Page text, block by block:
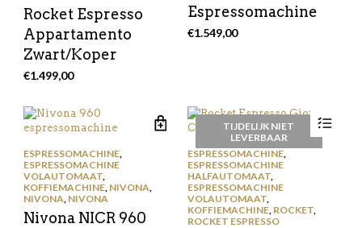
Rocket Espresso
Appartamento
Zwart/Koper
€1.499,00
Espressomachine
€1.549,00
ESPRESSOMACHINE,
ESPRESSOMACHINE
VOLAUTOMAAT,
KOFFIEMACHINE, NIVONA
NIVONA NIVONA
Nivona NICR 960
TIJDELIJK NIET
LEVERBAAR
ESPRESSOMACHINE,
ESPRESSOMACHINE
HALFAUTOMAAT,
ESPRESSOMACHINE
VOLAUTOMAAT,
KOFFIEMACHINE, ROCKET,
ROCKET ESPRESSO